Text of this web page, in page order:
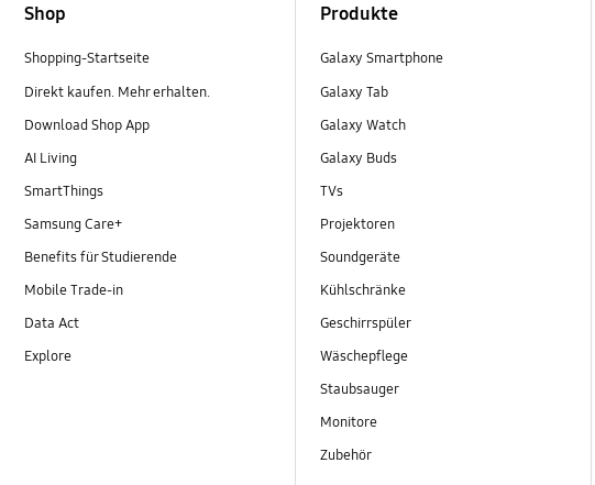
Shop
Shopping-Startseite
Direkt kaufen. Mehr erhalten.
Download Shop App
AI Living
SmartThings
Samsung Care+
Benefits für Studierende
Mobile Trade-in
Data Act
Explore
Produkte
Galaxy Smartphone
Galaxy Tab
Galaxy Watch
Galaxy Buds
TVs
Projektoren
Soundgeräte
Kühlschränke
Geschirrspüler
Wäschepflege
Staubsauger
Monitore
Zubehör